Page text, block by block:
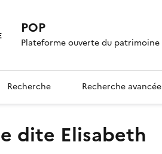
POP
Plateforme ouverte du patrimoine
Recherche Recherche avancée
dite Elisabeth